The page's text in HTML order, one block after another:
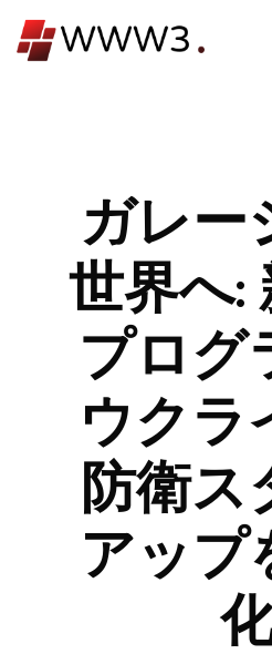
ン
ガレー
世界へ:
プログ
ウクラ
防衛ス
アップ